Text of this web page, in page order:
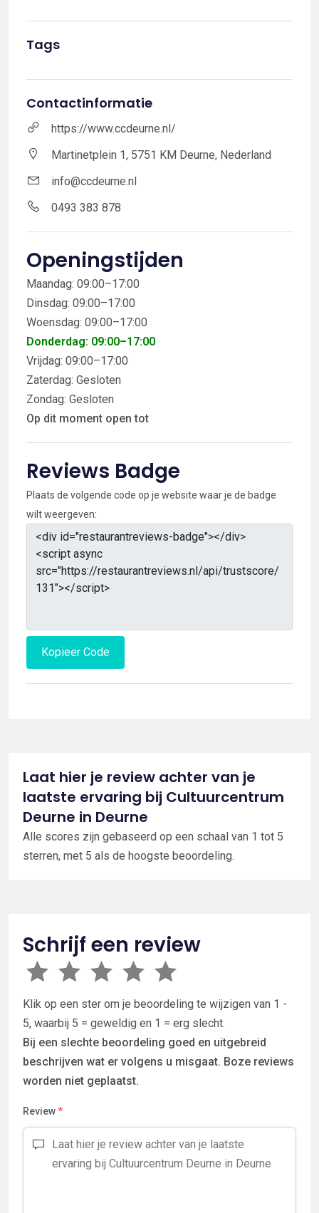
Tags
Contactinformatie
https://www.ccdeurne.nl/
Martinetplein 1, 5751 KM Deurne, Nederland
info@ccdeurne.nl
0493 383 878
Openingstijden
Maandag: 09:00–17:00
Dinsdag: 09:00–17:00
Woensdag: 09:00–17:00
Donderdag: 09:00–17:00
Vrijdag: 09:00–17:00
Zaterdag: Gesloten
Zondag: Gesloten
Op dit moment open tot
Reviews Badge
Plaats de volgende code op je website waar je de badge
wilt weergeven:
Kopieer Code
Laat hier je review achter van je
laatste ervaring bij Cultuurcentrum
Deurne in Deurne
Alle scores zijn gebaseerd op een schaal van 1 tot 5
sterren, met 5 als de hoogste beoordeling.
Schrijf een review
Klik op een ster om je beoordeling te wijzigen van 1 -
5, waarbij 5 = geweldig en 1 = erg slecht.
Bij een slechte beoordeling goed en uitgebreid
beschrijven wat er volgens u misgaat. Boze reviews
worden niet geplaatst.
Review*